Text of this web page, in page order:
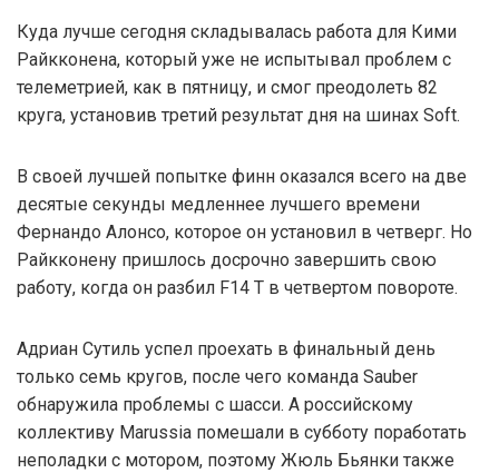
Куда лучше сегодня складывалась работа для Кими
Райкконена, который уже не испытывал проблем с
телеметрией, как в пятницу, и смог преодолеть 82
круга, установив третий результат дня на шинах Soft.
В своей лучшей попытке финн оказался всего на две
десятые секунды медленнее лучшего времени
Фернандо Алонсо, которое он установил в четверг. Но
Райкконену пришлось досрочно завершить свою
работу, когда он разбил F14 T в четвертом повороте.
Адриан Сутиль успел проехать в финальный день
только семь кругов, после чего команда Sauber
обнаружила проблемы с шасси. А российскому
коллективу Marussia помешали в субботу поработать
неполадки с мотором, поэтому Жюль Бьянки также